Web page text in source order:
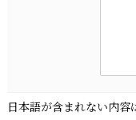
日本語が含まれない内容